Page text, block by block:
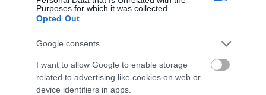
Purposes for which it was collected.
Opted Out
Google consents
I want to allow Google to enable storage
related to advertising like cookies on web or
device identifiers in apps.
Κοριτσάκι βρέθηκε μόνο στους
δρόμους – Χειροπέδες στον
25χρονο πατέρα του
05.08.2026 | 21:40
Απάτη-σοκ στην Εύβοια: «Βγάλτε
τα χρυσαφικά στο μπαλκόνι» –
Έχασε 9.500 ευρώ και κοσμήματα
Σοκ σε επαρχιακό
τετραπλή προσπέραση
πάνω σε στροφή
(βίντεο)
αυτοκινήτου που λίγοι
οδηγοί γνωρίζουν και